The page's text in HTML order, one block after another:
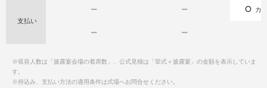
支払い
ー ー カ
ー ー
※収容人数は「披露宴会場の着席数」、公式見積は「挙式＋披露宴」の金額を表示していま
す。
※持込み、支払い方法の適用条件は式場へお問合せください。